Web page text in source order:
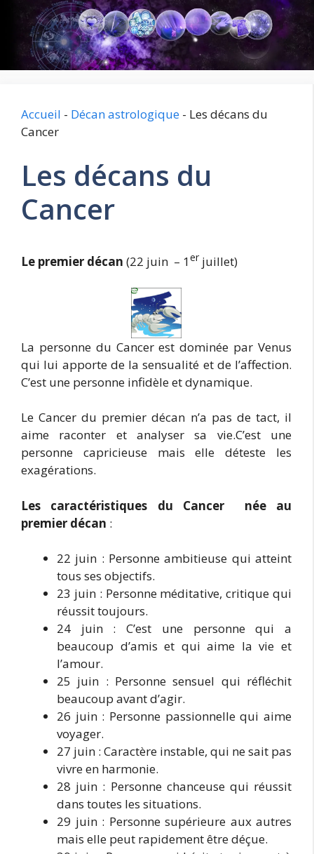
contenu
Accueil - Décan astrologique - Les décans du
Cancer
Les décans du
Cancer
Le premier décan (22 juin – 1erjuillet)
La personne du Cancer est dominée par Venus
qui lui apporte de la sensualité et de l’affection.
C’est une personne infidèle et dynamique.
Le Cancer du premier décan n’a pas de tact, il
aime raconter et analyser sa vie.C’est une
personne capricieuse mais elle déteste les
exagérations.
Les caractéristiques du Cancer née au
premier décan :
22 juin : Personne ambitieuse qui atteint
tous ses objectifs.
23 juin : Personne méditative, critique qui
réussit toujours.
24 juin : C’est une personne qui a
beaucoup d’amis et qui aime la vie et
l’amour.
25 juin : Personne sensuel qui réfléchit
beaucoup avant d’agir.
26 juin : Personne passionnelle qui aime
voyager.
27 juin : Caractère instable, qui ne sait pas
vivre en harmonie.
28 juin : Personne chanceuse qui réussit
dans toutes les situations.
29 juin : Personne supérieure aux autres
mais elle peut rapidement être déçue.